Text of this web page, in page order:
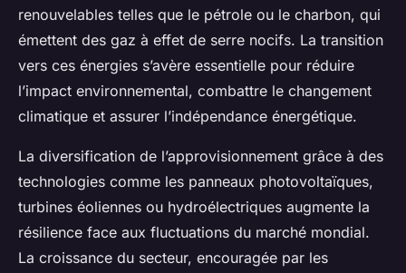
renouvelables telles que le pétrole ou le charbon, qui
émettent des gaz à effet de serre nocifs. La transition
vers ces énergies s’avère essentielle pour réduire
l’impact environnemental, combattre le changement
climatique et assurer l’indépendance énergétique.
La diversification de l’approvisionnement grâce à des
technologies comme les panneaux photovoltaïques,
turbines éoliennes ou hydroélectriques augmente la
résilience face aux fluctuations du marché mondial.
La croissance du secteur, encouragée par les